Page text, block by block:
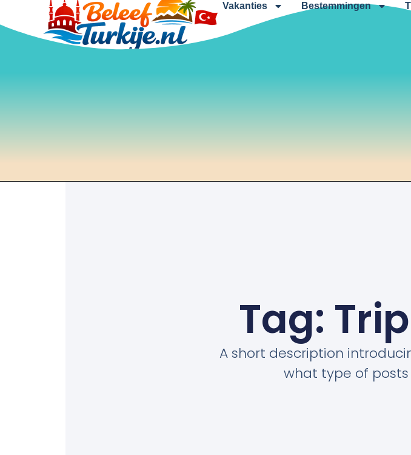
Vakanties Bestemmingen
Tag:
A short description
what type of